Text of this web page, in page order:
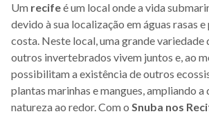
Um recifeé um local onde a vida
devido à sua localização em águas rasas
costa. Neste local, uma grande variedade
outros invertebrados vivem juntos e, ao
possibilitam a existência de outros
plantas marinhas e mangues, ampliando
natureza ao redor. Com o Snuba nos